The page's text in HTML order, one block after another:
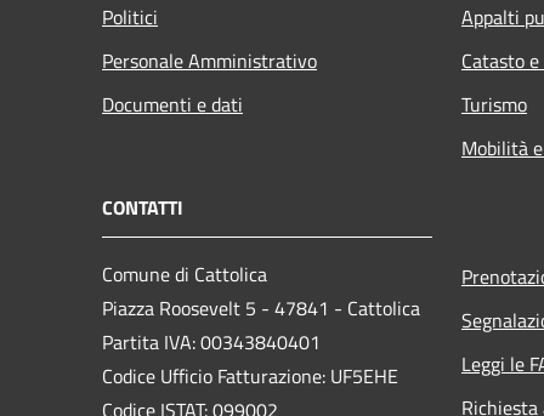
Politici
Personale Amministrativo
Documenti e dati
Appalti
Catasto
Turismo
Mobilità
CONTATTI
Comune di Cattolica
Piazza Roosevelt 5 - 47841 - Cattolica
Partita IVA: 00343840401
Codice Ufficio Fatturazione: UF5EHE
Codice ISTAT: 099002
Leggi le